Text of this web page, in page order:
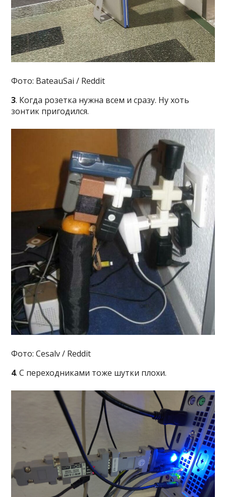
Фото: BateauSai / Reddit
3. Когда розетка нужна всем и сразу. Ну хоть
зонтик пригодился.
Фото: Cesalv / Reddit
4. С переходниками тоже шутки плохи.